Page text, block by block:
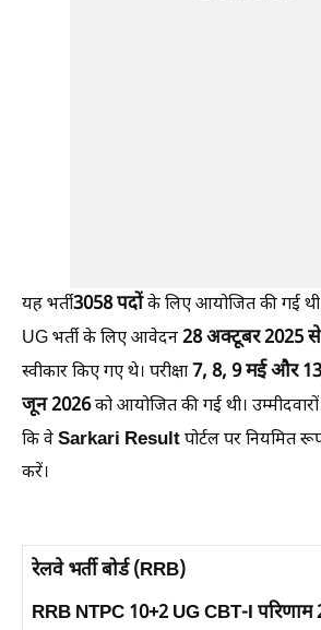
यह भर्ती3058 पदोंके लिए आयोजित की गई
UG भर्ती के लिए आवेदन28 अक्टूबर 2025
स्वीकार किए गए थे। परीक्षा7, 8, 9 मई और
जून 2026को आयोजित की गई थी।
कि वेSarkari Resultपोर्टल पर
करें।
रेलवे भर्ती बोर्ड (RRB)
RRB NTPC 10+2 UG CBT-I परिणाम